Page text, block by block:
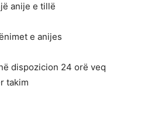
anije e tillë
e anijes
dispozicion 24 orë veq
takim